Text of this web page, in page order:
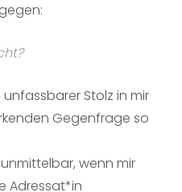
Stolz in mir
Gegenfrage so
wenn mir
Adressat*in